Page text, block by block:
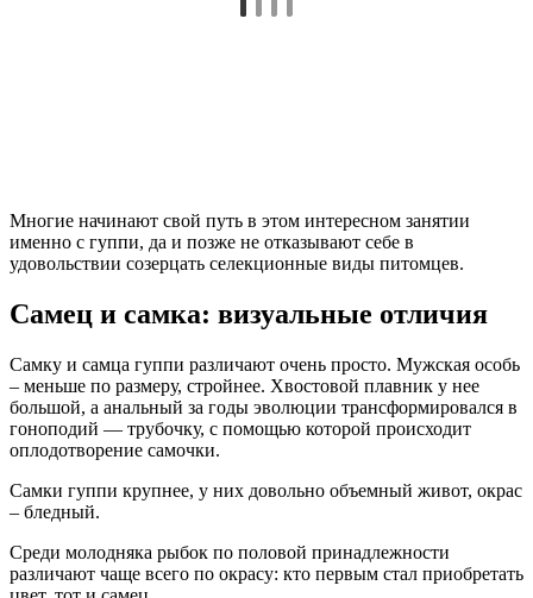
Многие начинают свой путь в этом интересном занятии
именно с гуппи, да и позже не отказывают себе в
удовольствии созерцать селекционные виды питомцев.
Самец и самка: визуальные отличия
Самку и самца гуппи различают очень просто. Мужская особь
– меньше по размеру, стройнее. Хвостовой плавник у нее
большой, а анальный за годы эволюции трансформировался в
гоноподий — трубочку, с помощью которой происходит
оплодотворение самочки.
Самки гуппи крупнее, у них довольно объемный живот, окрас
– бледный.
Среди молодняка рыбок по половой принадлежности
различают чаще всего по окрасу: кто первым стал приобретать